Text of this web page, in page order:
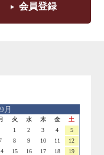
会員登録
9月
火 水 木 金
土
1
2 3 4
5
8 9 10 11
12
15 16 17 18
19